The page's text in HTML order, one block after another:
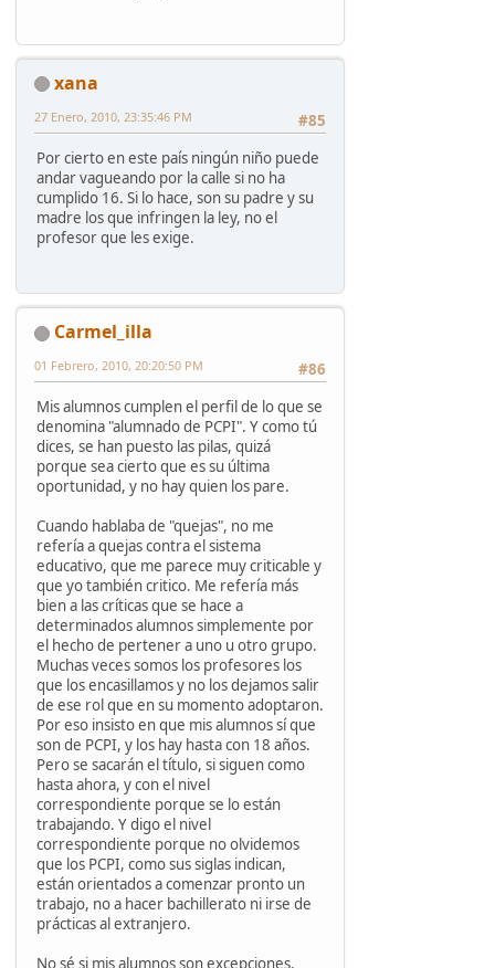
xana
#85
27 Enero, 2010, 23:35:46 PM
Por cierto en este país ningún niño puede
andar vagueando por la calle si no ha
cumplido 16. Si lo hace, son su padre y su
madre los que infringen la ley, no el
profesor que les exige.
Carmel_illa
#86
01 Febrero, 2010, 20:20:50 PM
Mis alumnos cumplen el perfil de lo que se
denomina "alumnado de PCPI". Y como tú
dices, se han puesto las pilas, quizá
porque sea cierto que es su última
oportunidad, y no hay quien los pare.
Cuando hablaba de "quejas", no me
refería a quejas contra el sistema
educativo, que me parece muy criticable y
que yo también critico. Me refería más
bien a las críticas que se hace a
determinados alumnos simplemente por
el hecho de pertener a uno u otro grupo.
Muchas veces somos los profesores los
que los encasillamos y no los dejamos salir
de ese rol que en su momento adoptaron.
Por eso insisto en que mis alumnos sí que
son de PCPI, y los hay hasta con 18 años.
Pero se sacarán el título, si siguen como
hasta ahora, y con el nivel
correspondiente porque se lo están
trabajando. Y digo el nivel
correspondiente porque no olvidemos
que los PCPI, como sus siglas indican,
están orientados a comenzar pronto un
trabajo, no a hacer bachillerato ni irse de
prácticas al extranjero.